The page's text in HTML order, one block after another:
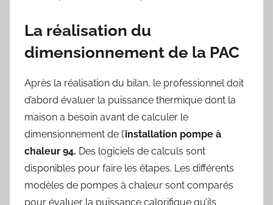
La réalisation du
dimensionnement de la PAC
Après la réalisation du bilan, le professionnel doit
d’abord évaluer la puissance thermique dont la
maison a besoin avant de calculer le
dimensionnement de l’installation pompe à
chaleur 94. Des logiciels de calculs sont
disponibles pour faire les étapes. Les différents
modèles de pompes à chaleur sont comparés
pour évaluer la puissance calorifique qu’ils